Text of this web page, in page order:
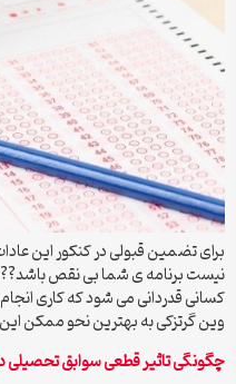
نیست برنامه ی شما بی نقص
وین گرتزکی به بهترین نحو ممکن
چگونگی تاثیر قطعی سوابق تحصیلی در